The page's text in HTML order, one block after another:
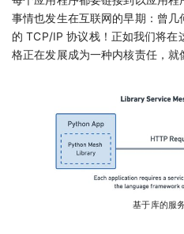
事情也发生在互联网的早期：曾
的 TCP/IP 协议栈！正如我们将在
格正在发展成为一种内核责任，就
基于库的服